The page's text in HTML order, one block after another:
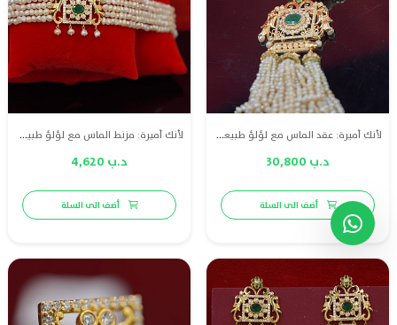
لأنك أميرة: عقد الماس مع لؤلؤ طبيعي وزمرد وذهب قيراط 18
د.ب 30,800
أضف الى السلة
لأنك أميرة: مزنط الماس مع لؤلؤ طبيعي وزمرد وذهب قيراط 18
د.ب 4,620
أضف الى السلة